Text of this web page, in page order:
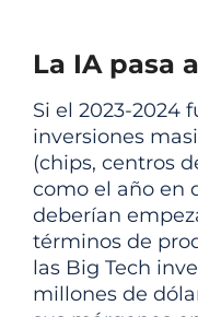
La IA pasa
Si el 2023-2024
inversiones
(chips, centros
como el año en
deberían
términos de
las Big Tech
millones de